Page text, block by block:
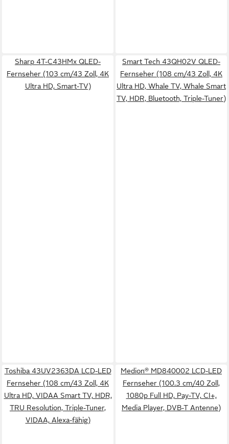
Sharp 4T-C43HMx QLED-
Fernseher (103 cm/43 Zoll, 4K
Ultra HD, Smart-TV)
Smart Tech 43QH02V QLED-
Fernseher (108 cm/43 Zoll, 4K
Ultra HD, Whale TV, Whale Smart
TV, HDR, Bluetooth, Triple-Tuner)
Toshiba 43UV2363DA LCD-LED
Fernseher (108 cm/43 Zoll, 4K
Ultra HD, VIDAA Smart TV, HDR,
TRU Resolution, Triple-Tuner,
VIDAA, Alexa-fähig)
Medion® MD840002 LCD-LED
Fernseher (100.3 cm/40 Zoll,
1080p Full HD, Pay-TV, CI+,
Media Player, DVB-T Antenne)